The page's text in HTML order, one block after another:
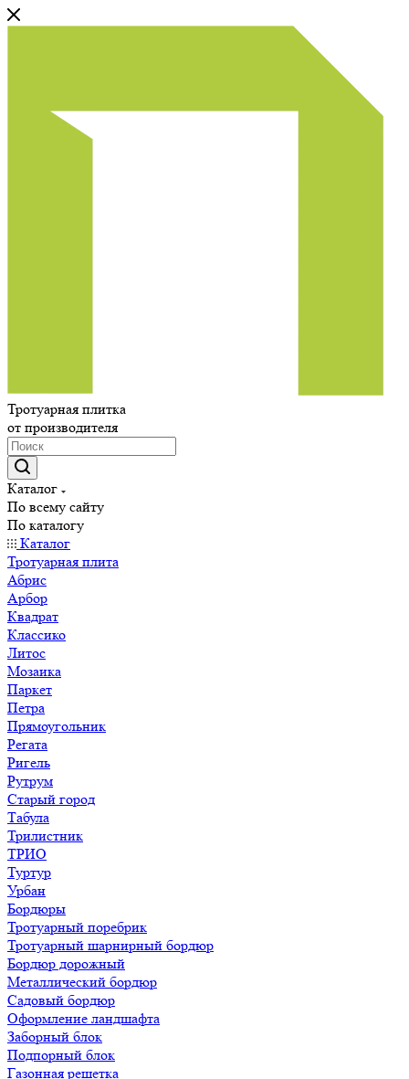
Тротуарная плитка
от производителя
Каталог
По всему сайту
По каталогу
Каталог
Тротуарная плита
Абрис
Арбор
Квадрат
Классико
Литос
Мозаика
Паркет
Петра
Прямоугольник
Регата
Ригель
Рутрум
Старый город
Табула
Трилистник
ТРИО
Туртур
Урбан
Бордюры
Тротуарный поребрик
Тротуарный шарнирный бордюр
Бордюр дорожный
Металлический бордюр
Садовый бордюр
Оформление ландшафта
Заборный блок
Подпорный блок
Газонная решетка